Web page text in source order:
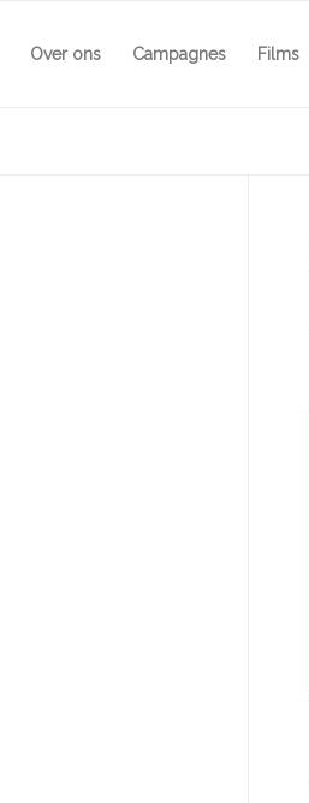
Over ons Campagnes Films